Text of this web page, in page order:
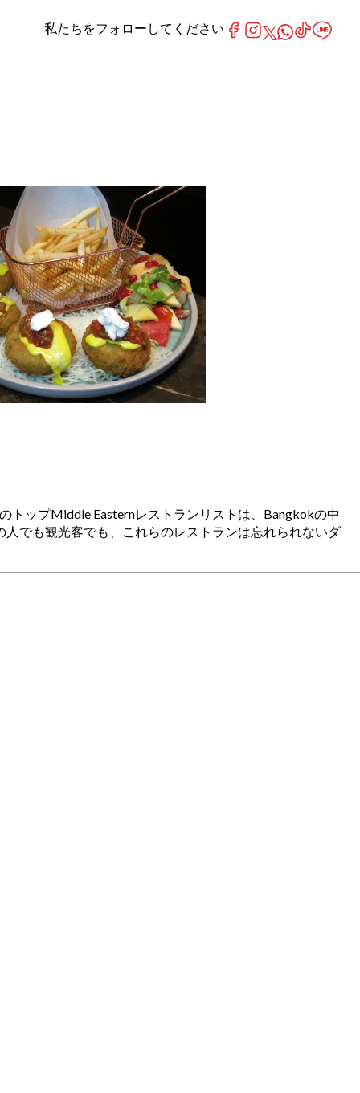
トップMiddle Easternレストランリストは、Bangkokの中
でも観光客でも、これらのレストランは忘れられないダ
私たちをフォローしてください